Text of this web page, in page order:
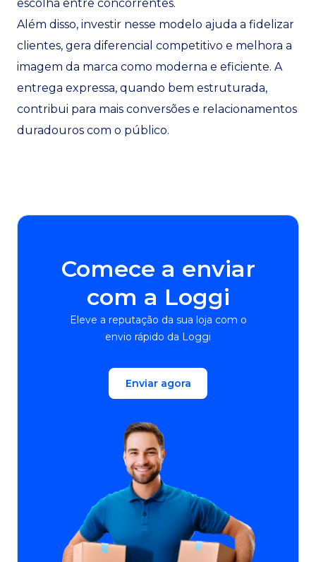
escolha entre concorrentes.
Além disso, investir nesse modelo ajuda a fidelizar
clientes, gera diferencial competitivo e melhora a
imagem da marca como moderna e eficiente. A
entrega expressa, quando bem estruturada,
contribui para mais conversões e relacionamentos
duradouros com o público.
Comece a enviar
com a Loggi
Eleve a reputação da sua loja com o
envio rápido da Loggi
Enviar agora